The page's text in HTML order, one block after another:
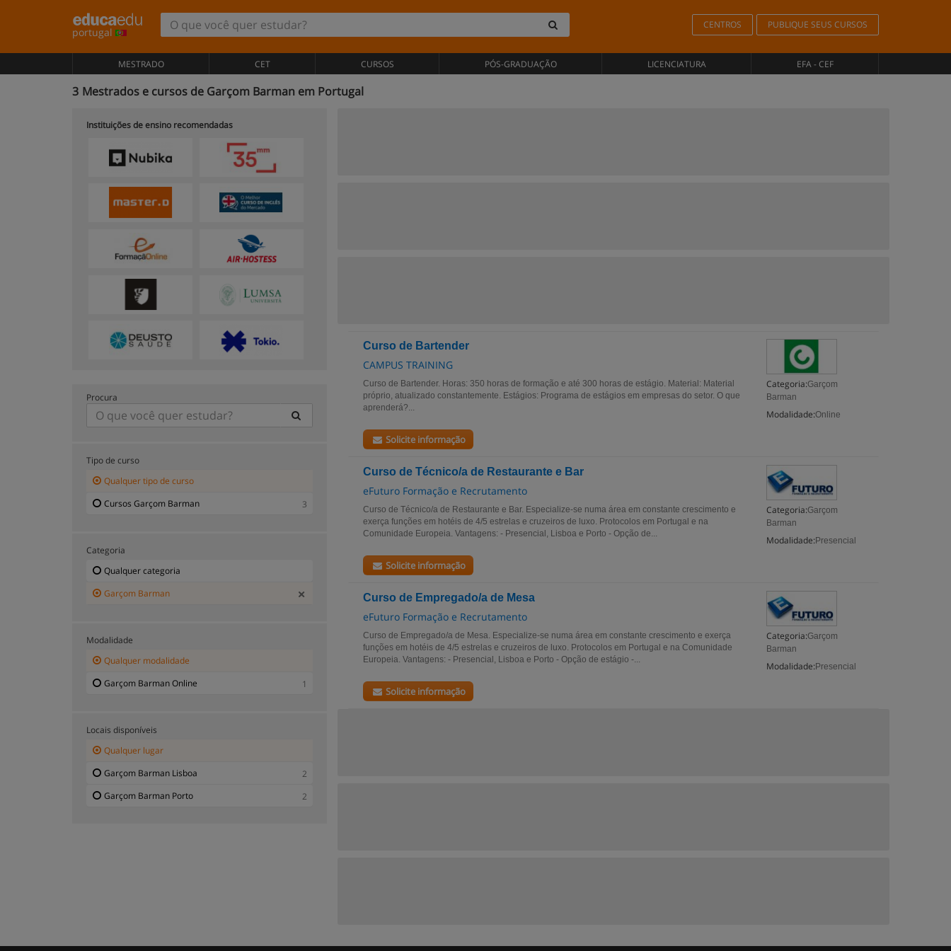
portugal
CENTROS PUBLIQUE SEUS CURSOS
MESTRADO CET CURSOS PÓS-GRADUAÇÃO LICENCIATURA EFA - CEF
3 Mestrados e cursos de Garçom Barman em Portugal
Curso de Bartender
CAMPUS TRAINING
Categoria:Garçom
Barman
Modalidade:Online
Curso de Bartender. Horas: 350 horas de formação e até 300 horas de estágio. Material: Material
próprio, atualizado constantemente. Estágios: Programa de estágios em empresas do setor. O que
aprenderá?...
Solicite informação
Curso de Técnico/a de Restaurante e Bar
eFuturo Formação e Recrutamento
Categoria:Garçom
Barman
Modalidade: Presencial
Curso de Técnico/a de Restaurante e Bar. Especialize-se numa área em constante crescimento e
exerça funções em hotéis de 4/5 estrelas e cruzeiros de luxo. Protocolos em Portugal e na
Comunidade Europeia. Vantagens: - Presencial, Lisboa e Porto - Opção de...
Solicite informação
Curso de Empregado/a de Mesa
eFuturo Formação e Recrutamento
Categoria:Garçom
Barman
Modalidade: Presencial
Curso de Empregado/a de Mesa. Especialize-se numa área em constante crescimento e exerça
funções em hotéis de 4/5 estrelas e cruzeiros de luxo. Protocolos em Portugal e na Comunidade
Europeia. Vantagens: - Presencial, Lisboa e Porto - Opção de estágio -...
Solicite informação
Instituições de ensino recomendadas
Procura
Tipo de curso
Qualquer tipo de curso
Cursos Garçom Barman
3
Categoria
Qualquer categoria
Garçom Barman
Modalidade
Qualquer modalidade
Garçom Barman Online
1
Locais disponíveis
Qualquer lugar
Garçom Barman Lisboa
2
Garçom Barman Porto
2